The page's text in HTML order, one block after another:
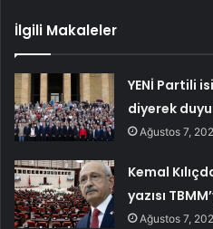
İlgili Makaleler
YENİ Partili
diyerek
Ağustos 7,
Kemal
yazısı
Ağustos 7,